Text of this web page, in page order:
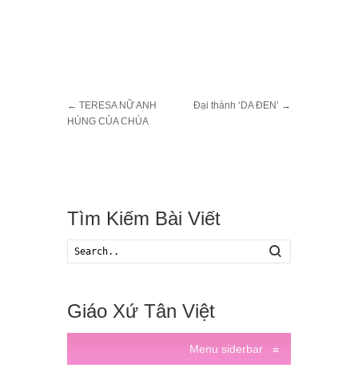
← TERESA NỮ ANH
HÙNG CỦA CHÚA
Đại thánh ‘DA ĐEN’ →
Tìm Kiếm Bài Viết
Giáo Xứ Tân Việt
Menu siderbar ≡